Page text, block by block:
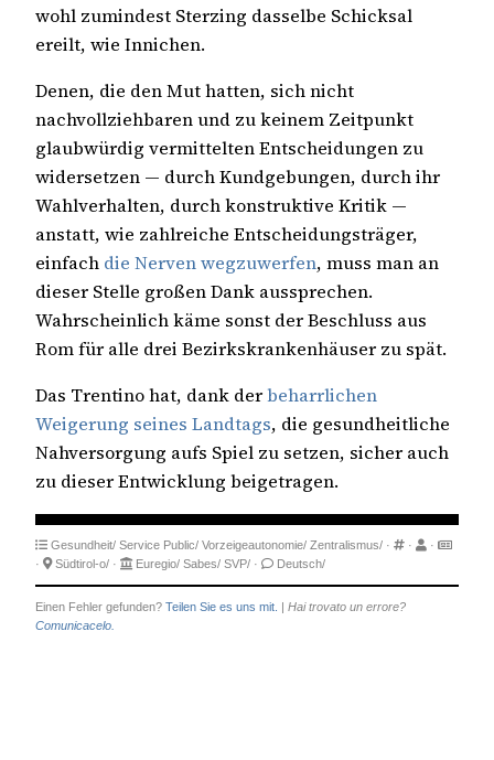
wohl zumindest Sterzing dasselbe Schicksal
ereilt, wie Innichen.
Denen, die den Mut hatten, sich nicht
nachvollziehbaren und zu keinem Zeitpunkt
glaubwürdig vermittelten Entscheidungen zu
widersetzen — durch Kundgebungen, durch ihr
Wahlverhalten, durch konstruktive Kritik —
anstatt, wie zahlreiche Entscheidungsträger,
einfach die Nerven wegzuwerfen, muss man an
dieser Stelle großen Dank aussprechen.
Wahrscheinlich käme sonst der Beschluss aus
Rom für alle drei Bezirkskrankenhäuser zu spät.
Das Trentino hat, dank derbeharrlichen
Weigerung seines Landtags, die gesundheitliche
Nahversorgung aufs Spiel zu setzen, sicher auch
zu dieser Entwicklung beigetragen.
Gesundheit/ Service Public/ Vorzeigeautonomie/ Zentralismus/ · ·
·
·
Südtirol-o/ · Euregio/ Sabes/ SVP/ · Deutsch/
Einen Fehler gefunden? Teilen Sie es uns mit. | Hai trovato un errore?
Comunicacelo.